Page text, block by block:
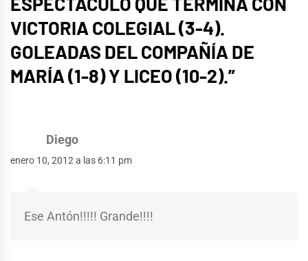
VICTORIA COLEGIAL (3-4).
GOLEADAS DEL COMPAÑÍA DE
MARÍA (1-8) Y LICEO (10-2).”
Diego
enero 10, 2012 a las 6:11 pm
Ese Antón!!!!! Grande!!!!